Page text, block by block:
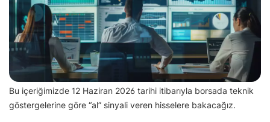
Bu içeriğimizde 12 Haziran 2026 tarihi itibarıyla borsada teknik
göstergelerine göre “al” sinyali veren hisselere bakacağız.